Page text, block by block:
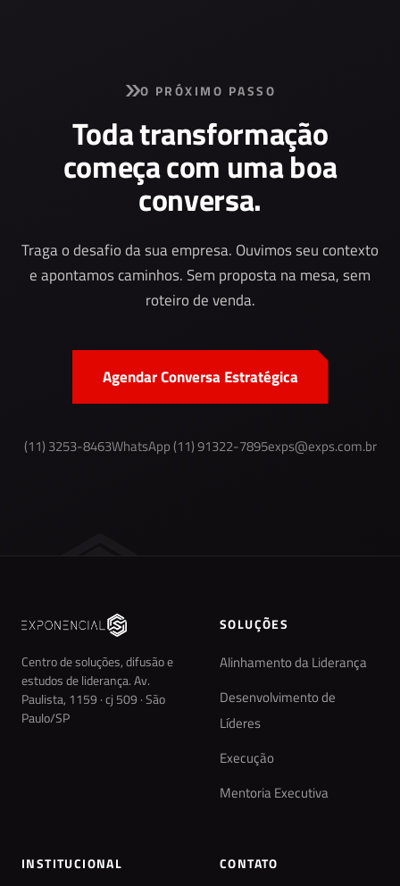
O PRÓXIMO PASSO
Toda transformação
começa com uma boa
conversa.
Traga o desafio da sua empresa. Ouvimos seu contexto
e apontamos caminhos. Sem proposta na mesa, sem
roteiro de venda.
Agendar Conversa Estratégica
(11) 3253-8463WhatsApp (11) 91322-7895exps@exps.com.br
Centro de soluções, difusão e
estudos de liderança. Av.
Paulista, 1159 · cj 509 · São
Paulo/SP
SOLUÇÕES
Alinhamento da Liderança
Desenvolvimento de
Líderes
Execução
Mentoria Executiva
INSTITUCIONAL CONTATO